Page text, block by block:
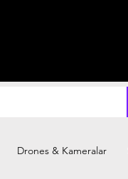
Drones & Kameralar